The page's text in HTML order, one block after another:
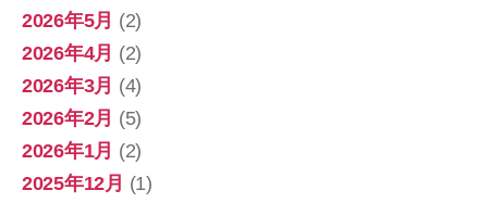
2026年5月 (2)
2026年4月 (2)
2026年3月 (4)
2026年2月 (5)
2026年1月 (2)
2025年12月 (1)